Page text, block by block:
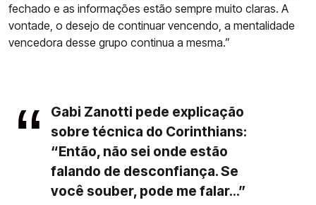
fechado e as informações estão sempre muito claras. A
vontade, o desejo de continuar vencendo, a mentalidade
vencedora desse grupo continua a mesma.”
Gabi Zanotti pede explicação
sobre técnica do Corinthians:
“Então, não sei onde estão
falando de desconfiança. Se
você souber, pode me falar...”